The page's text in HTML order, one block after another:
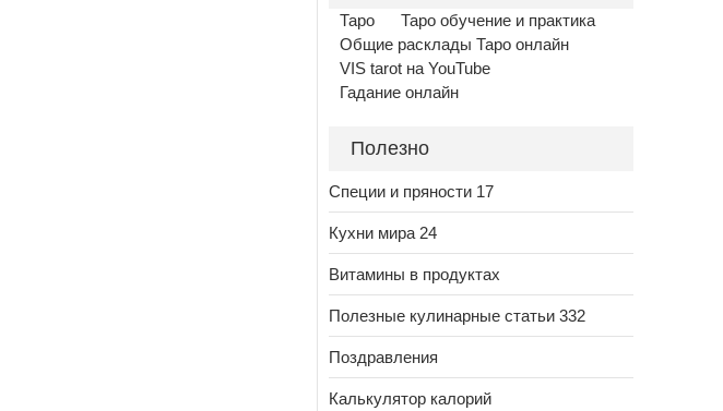
Таро
Таро обучение и практика
Общие расклады Таро онлайн
VIS tarot на YouTube
Гадание онлайн
Полезно
Специи и пряности 17
Кухни мира 24
Витамины в продуктах
Полезные кулинарные статьи 332
Поздравления
Калькулятор калорий